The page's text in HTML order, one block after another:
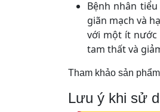
Bệnh nhân
giãn mạch và
với một ít nước
tam thất và
Tham khảo sản
Lưu ý khi sử